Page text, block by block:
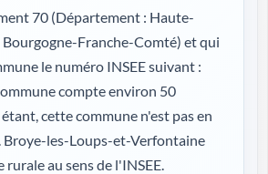
70 (Département : Haute-
Bourgogne-Franche-Comté) et qui
le numéro INSEE suivant :
compte environ 50
cette commune n'est pas en
Broye-les-Loups-et-Verfontaine
rurale au sens de l'INSEE.